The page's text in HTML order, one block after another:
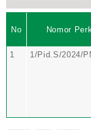
No Nomor
1 1/Pid.S/2024/